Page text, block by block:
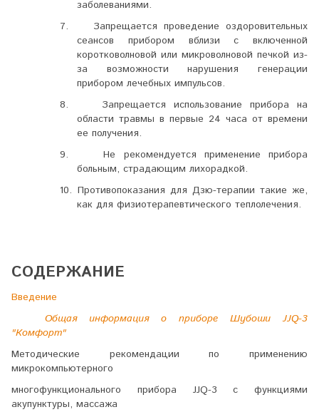
заболеваниями.
7.
Запрещается проведение оздоровительных
сеансов прибором вблизи с включенной
коротковолновой или микроволновой печкой из-
за возможности нарушения генерации
прибором лечебных импульсов.
8.
Запрещается использование прибора на
области травмы в первые 24 часа от времени
ее получения.
9.
Не рекомендуется применение прибора
больным, страдающим лихорадкой.
10. Противопоказания для Дзю-терапии такие же,
как для физиотерапевтического теплолечения.
СОДЕРЖАНИЕ
Введение
Общая информация о приборе Шубоши JJQ-3
"Комфорт"
Методические рекомендации по применению
микрокомпьютерного
многофункционального прибора JJQ-3 с функциями
акупунктуры, массажа